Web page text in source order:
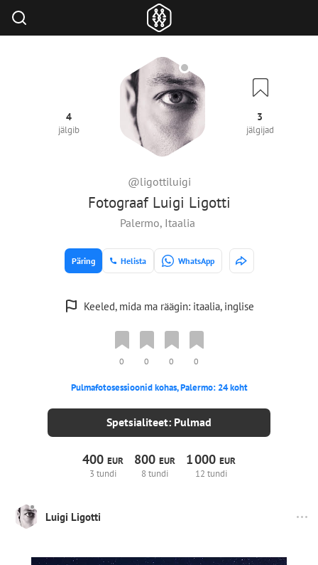
Fotograaf Luigi Ligotti
@ligottiluigi
4
jälgib
3
jälgijad
Palermo, Itaalia
Päring Helista WhatsApp
Keeled, mida ma räägin: itaalia, inglise
0 0 0 0
Pulmafotosessioonid kohas, Palermo: 24 koht
Spetsialiteet: Pulmad
400 EUR
3 tundi
800 EUR
8 tundi
1000EUR
12 tundi
Luigi Ligotti